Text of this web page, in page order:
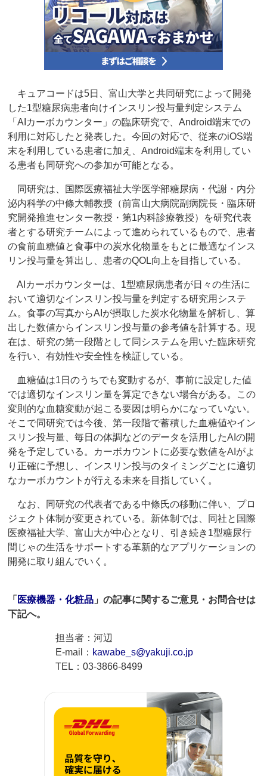
キュアコードは5日、富山大学と共同研究によって開発
した1型糖尿病患者向けインスリン投与量判定システム
「AIカーボカウンター」の臨床研究で、Android端末での
利用に対応したと発表した。今回の対応で、従来のiOS端
末を利用している患者に加え、Android端末を利用してい
る患者も同研究への参加が可能となる。
同研究は、国際医療福祉大学医学部糖尿病・代謝・内分
泌内科学の中條大輔教授（前富山大病院副病院長・臨床研
究開発推進センター教授・第1内科診療教授）を研究代表
者とする研究チームによって進められているもので、患者
の食前血糖値と食事中の炭水化物量をもとに最適なインス
リン投与量を算出し、患者のQOL向上を目指している。
AIカーボカウンターは、1型糖尿病患者が日々の生活に
おいて適切なインスリン投与量を判定する研究用システ
ム。食事の写真からAIが摂取した炭水化物量を解析し、算
出した数値からインスリン投与量の参考値を計算する。現
在は、研究の第一段階として同システムを用いた臨床研究
を行い、有効性や安全性を検証している。
血糖値は1日のうちでも変動するが、事前に設定した値
では適切なインスリン量を算定できない場合がある。この
変則的な血糖変動が起こる要因は明らかになっていない。
そこで同研究では今後、第一段階で蓄積した血糖値やイン
スリン投与量、毎日の体調などのデータを活用したAIの開
発を予定している。カーボカウントに必要な数値をAIがよ
り正確に予想し、インスリン投与のタイミングごとに適切
なカーボカウントが行える未来を目指していく。
なお、同研究の代表者である中條氏の移動に伴い、プロ
ジェクト体制が変更されている。新体制では、同社と国際
医療福祉大学、富山大が中心となり、引き続き1型糖尿行
間じゃの生活をサポートする革新的なアプリケーションの
開発に取り組んでいく。
「 医療機器・化粧品 」の記事に関するご意見・お問合せは
下記へ。
担当者：河辺
E-mail： kawabe_s@yakuji.co.jp
TEL：03-3866-8499